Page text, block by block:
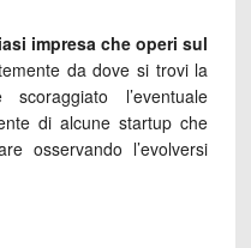
impresa che operi sul
da dove si trovi la
l’eventuale
di alcune startup che
osservando l’evolversi